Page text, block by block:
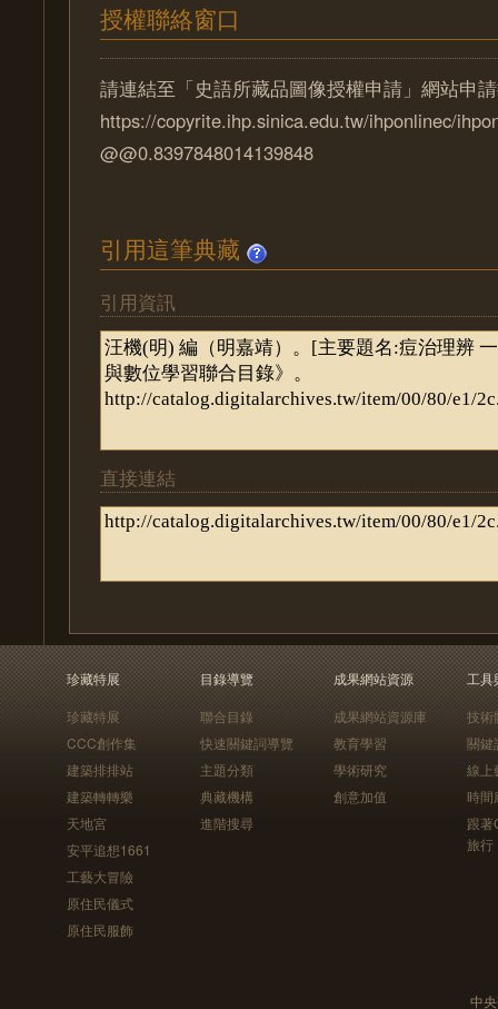
授權聯絡窗口
請連結至「史語所藏品圖像授權申請」網站申
https://copyrite.ihp.sinica.edu.tw/ihponlinec/
@@0.8397848014139848
引用這筆典藏
引用資訊
直接連結
珍藏特展
珍藏特展
CCC創作集
建築排排站
建築轉轉樂
天地宮
安平追想1661
工藝大冒險
原住民儀式
原住民服飾
目錄導覽
聯合目錄
快速關鍵詞導覽
主題分類
典藏機構
進階搜尋
成果網站資源
成果網站資源庫
教育學習
學術研究
創意加值
工具
技術
關鍵
線上
時間
跟
旅行
中